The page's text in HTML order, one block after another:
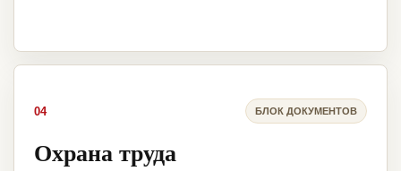
04 БЛОК ДОКУМЕНТОВ
Охрана труда